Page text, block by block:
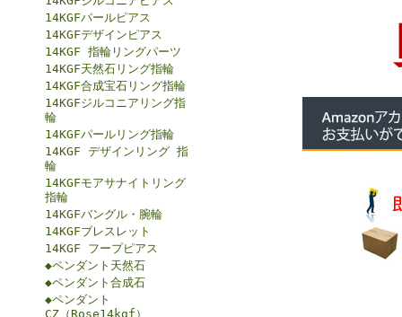
14KGFパールピアス
14KGFデザインピアス
14KGF 指輪リングパーツ
14KGF天然石リング指輪
14KGF合成宝石リング指輪
14KGFジルコニアリング指
輪
14KGFパールリング指輪
14KGF デザインリング 指
輪
14KGFモアサナイトリング
指輪
14KGFバングル・腕輪
14KGFブレスレット
14KGF フープピアス
◆ペンダント天然石
◆ペンダント合成石
◆ペンダント
CZ（Rose14kgf）